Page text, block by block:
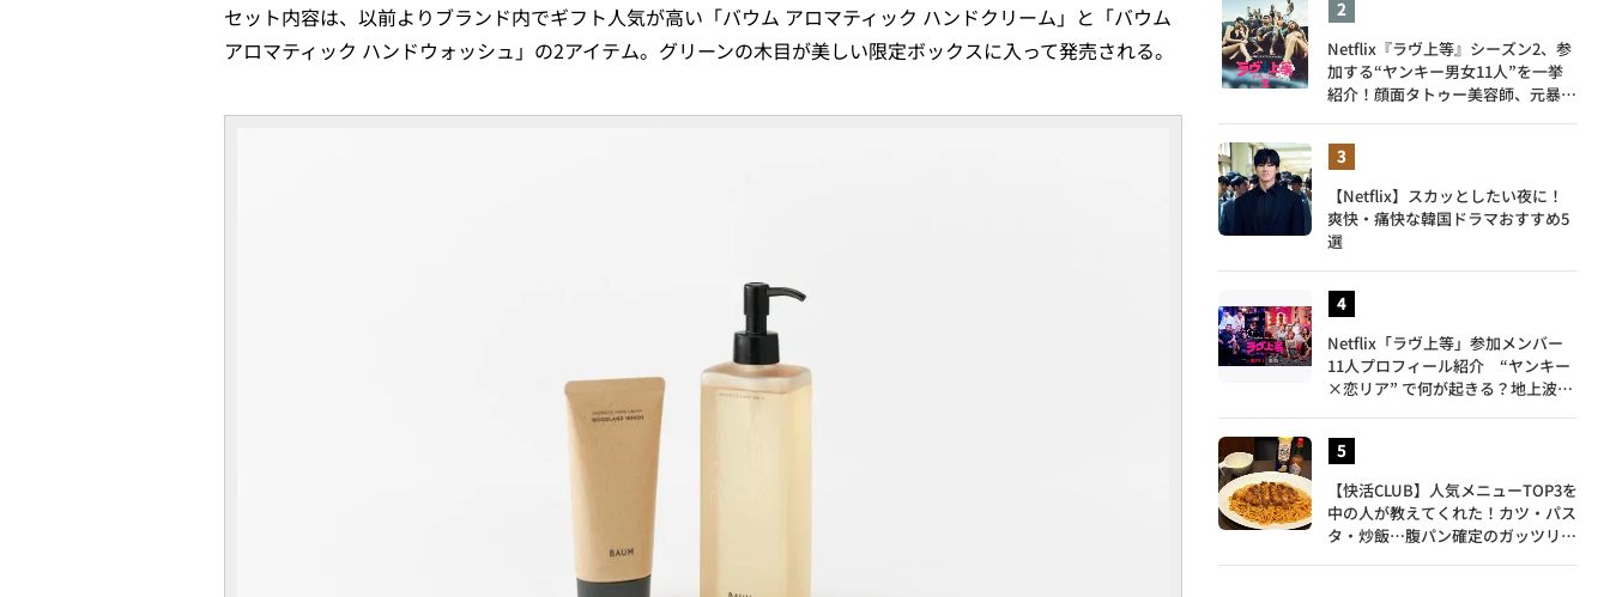
セット内容は、以前よりブランド内でギフト人気が高い「バウム アロマティック ハンドクリーム」と「バウム
アロマティック ハンドウォッシュ」の2アイテム。グリーンの木目が美しい限定ボックスに入って発売される。
Netflix『ラヴ上等』シーズン2、参
加する“ヤンキー男女11人”を一挙
紹介！顔面タトゥー美容師、元暴走
【Netflix】スカッとしたい夜に！
爽快・痛快な韓国ドラマおすすめ5
選
Netflix「ラヴ上等」参加メンバー
11人プロフィール紹介 “ヤンキー
×恋リア” で何が起きる？地上波で
が爆誕
【快活CLUB】人気メニューTOP3を
中の人が教えてくれた！カツ・パス
タ・炒飯…腹パン確定のガッツリ飯